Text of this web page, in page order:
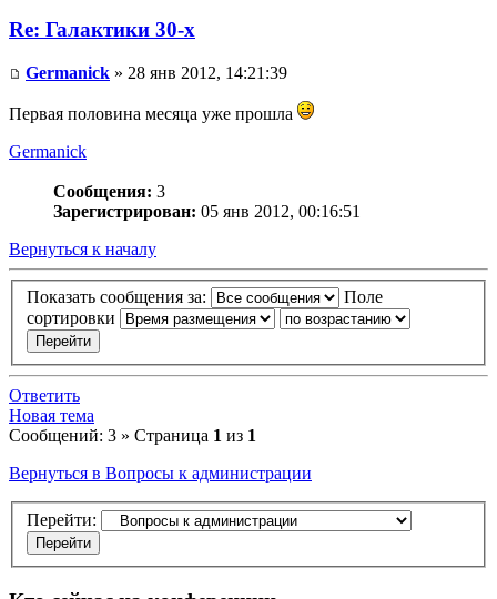
Re: Галактики 30-х
Germanick » 28 янв 2012, 14:21:39
Первая половина месяца уже прошла
Germanick
Сообщения: 3
Зарегистрирован: 05 янв 2012, 00:16:51
Вернуться к началу
Показать сообщения за:
Поле
сортировки
Ответить
Новая тема
Сообщений: 3 » Страница 1 из 1
Вернуться в Вопросы к администрации
Перейти: